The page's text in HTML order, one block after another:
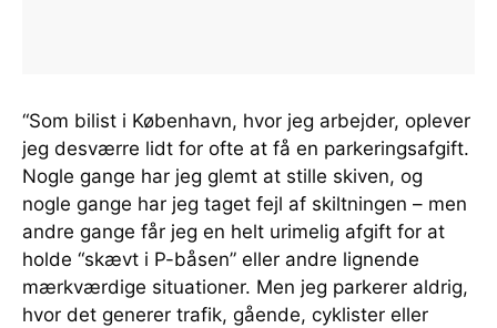
“Som bilist i København, hvor jeg arbejder, oplever
jeg desværre lidt for ofte at få en parkeringsafgift.
Nogle gange har jeg glemt at stille skiven, og
nogle gange har jeg taget fejl af skiltningen – men
andre gange får jeg en helt urimelig afgift for at
holde “skævt i P-båsen” eller andre lignende
mærkværdige situationer. Men jeg parkerer aldrig,
hvor det generer trafik, gående, cyklister eller